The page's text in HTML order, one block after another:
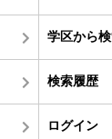
学区から
検索履歴
ログイン